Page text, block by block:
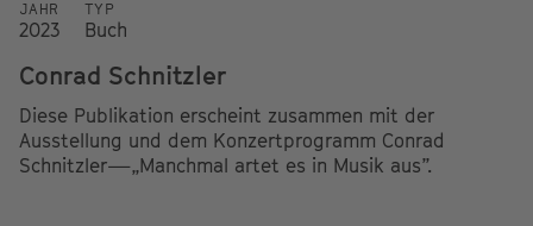
JAHR
2023
TYP
Buch
Conrad Schnitzler
Diese Publikation erscheint zusammen mit der
Ausstellung und dem Konzertprogramm Conrad
Schnitzler—„Manchmal artet es in Musik aus”.